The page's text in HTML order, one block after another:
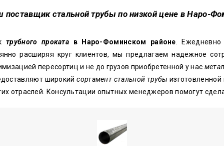
поставщик стальной трубы по низкой цене в Наро-
трубного проката в Наро-Фоминском районе .
расширяя круг клиентов, мы предлагаем надежное
пересортиц и не до грузов приобретенной у нас
широкийсортамент стальной трубы изготовленной
отраслей. Консультации опытных менеджеров помогут